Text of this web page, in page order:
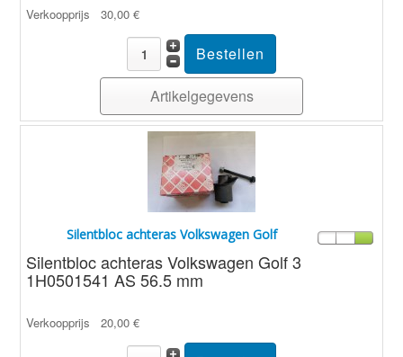
Verkoopprijs 30,00 €
Artikelgegevens
Silentbloc achteras Volkswagen Golf
Silentbloc achteras Volkswagen Golf 3
1H0501541 AS 56.5 mm
Verkoopprijs 20,00 €